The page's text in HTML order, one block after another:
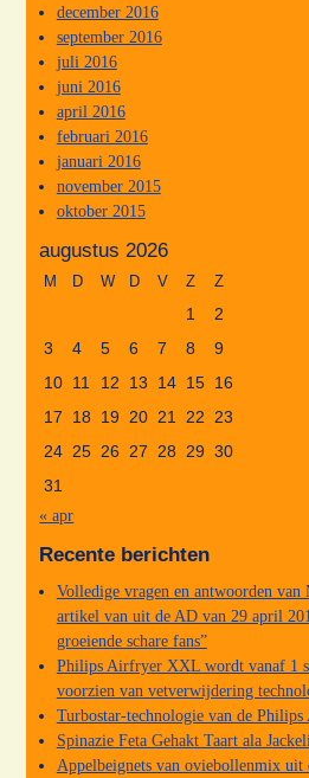
december 2016
september 2016
juli 2016
juni 2016
april 2016
februari 2016
januari 2016
november 2015
oktober 2015
augustus 2026
M D W D V Z Z
1
2
3
4 5 6 7 8
9
10 11 12 13 14 15 16
17
18 19 20 21 22
23
24 25 26 27 28 29 30
31
« apr
Recente berichten
Volledige vragen en antwoorden
artikel van uit de AD van 29 april
groeiende schare fans”
Philips Airfryer XXL wordt vanaf 1
voorzien van vetverwijdering
Turbostar-technologie van de
Spinazie Feta Gehakt Taart ala
Appelbeignets van oviebollenmix